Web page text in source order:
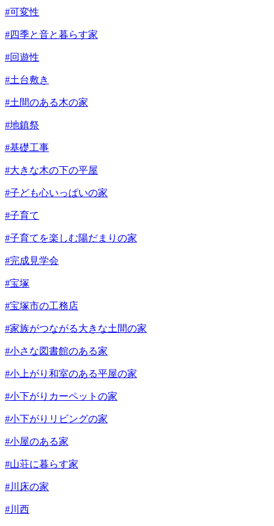
#可変性
#四季と音と暮らす家
#回遊性
#土台敷き
#土間のある木の家
#地鎮祭
#基礎工事
#大きな木の下の平屋
#子ども心いっぱいの家
#子育て
#子育てを楽しむ陽だまりの家
#完成見学会
#宝塚
#宝塚市の工務店
#家族がつながる大きな土間の家
#小さな図書館のある家
#小上がり和室のある平屋の家
#小下がりカーペットの家
#小下がりリビングの家
#小屋のある家
#山荘に暮らす家
#川床の家
#川西